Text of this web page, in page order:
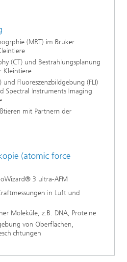
(MRT) im Bruker
(CT) und Bestrahlungsplanung
Kleintiere
und Fluoreszenzbildgebung (FLI)
Spectral Instruments Imaging
mit Partnern der
(atomic force
3 ultra-AFM
in Luft und
Moleküle, z.B. DNA, Proteine
von Oberflächen,